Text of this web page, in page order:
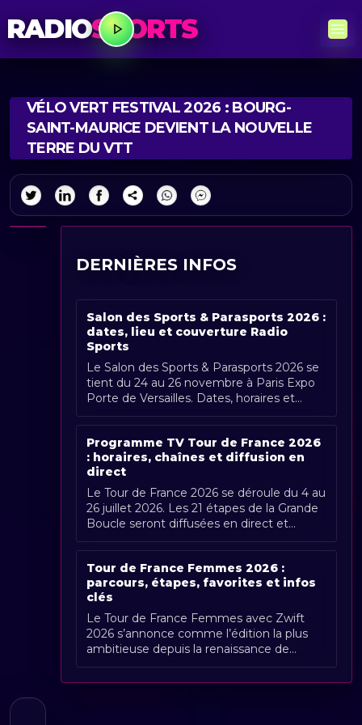
RADIOSPORTS
VÉLO VERT FESTIVAL 2026 : BOURG-
SAINT-MAURICE DEVIENT LA NOUVELLE
TERRE DU VTT
DERNIÈRES INFOS
Salon des Sports & Parasports 2026 :
dates, lieu et couverture Radio
Sports
Le Salon des Sports & Parasports 2026 se
tient du 24 au 26 novembre à Paris Expo
Porte de Versailles. Dates, horaires et
couverture Radio Sports.
Programme TV Tour de France 2026
: horaires, chaînes et diffusion en
direct
Le Tour de France 2026 se déroule du 4 au
26 juillet 2026. Les 21 étapes de la Grande
Boucle seront diffusées en direct et
gratuitement en France par France [...]
Tour de France Femmes 2026 :
parcours, étapes, favorites et infos
clés
Le Tour de France Femmes avec Zwift
2026 s’annonce comme l’édition la plus
ambitieuse depuis la renaissance de
l’épreuve. Organisée du 1er au 9 août
2026, [...]